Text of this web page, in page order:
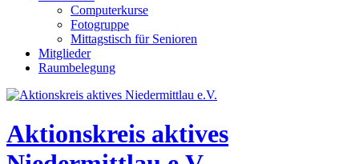
Computerkurse
Fotogruppe
Mittagstisch für Senioren
Mitglieder
Raumbelegung
Header
Aktionskreis aktives